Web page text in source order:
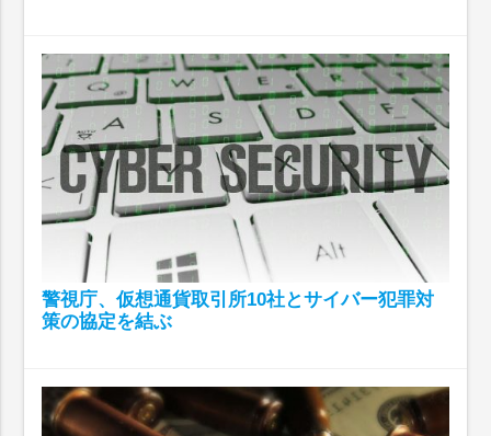
警視庁、仮想通貨取引所10社とサイバー犯罪対
策の協定を結ぶ